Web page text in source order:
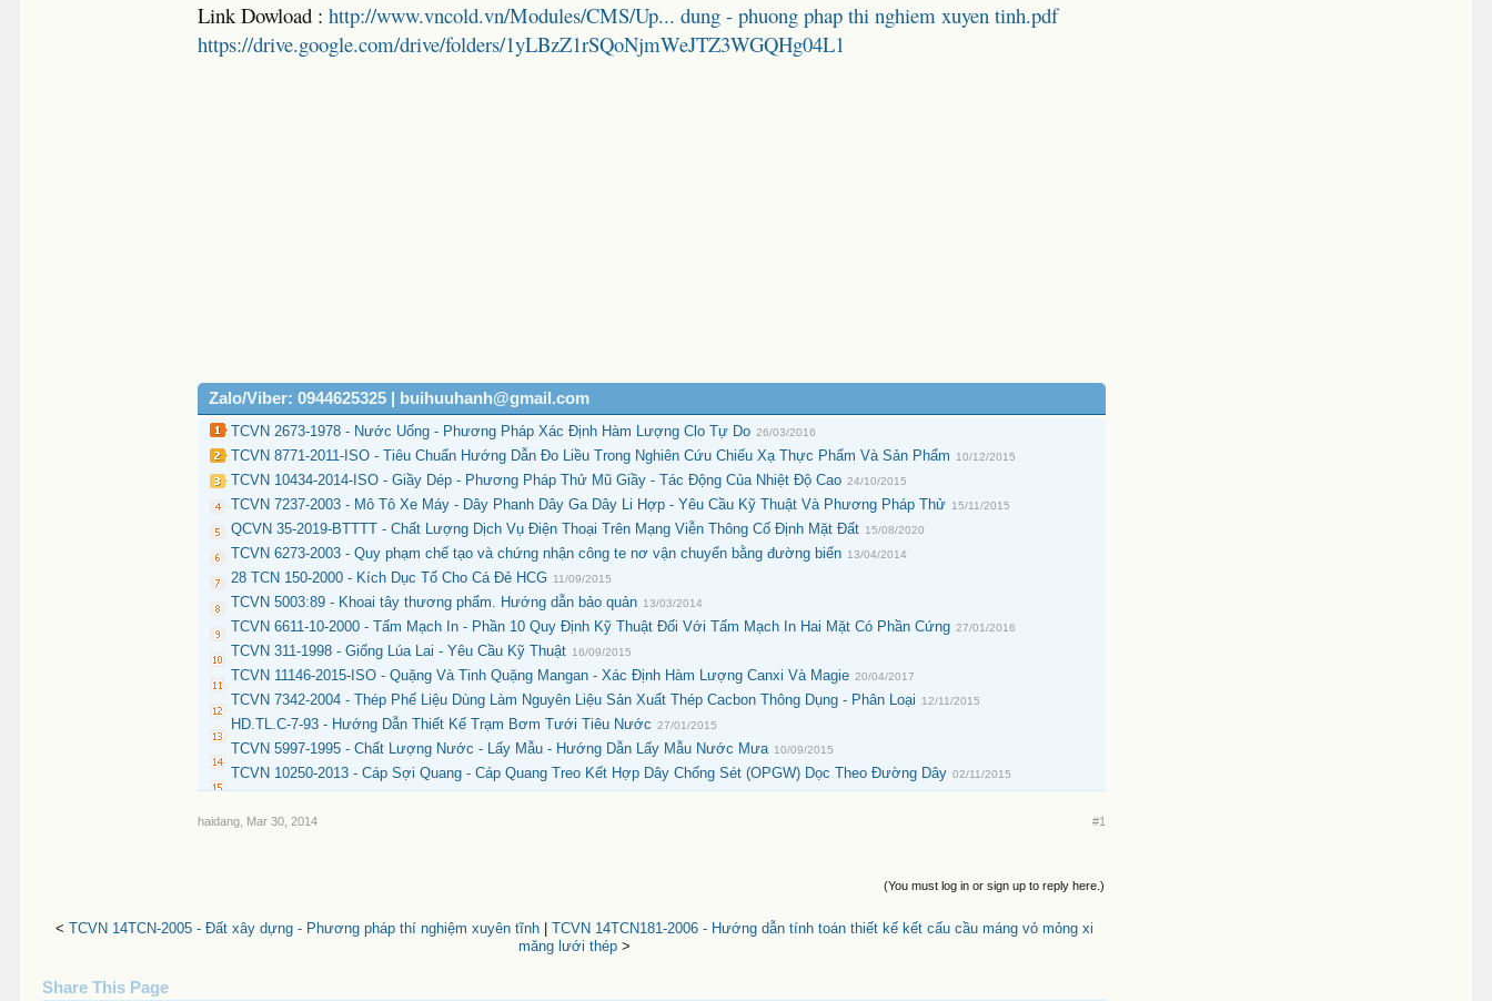
Link Dowload :http://www.vncold.vn/Modules/CMS/Up... dung - phuong phap thi nghiem xuyen tinh.pdf
https://drive.google.com/drive/folders/1yLBzZ1rSQoNjmWeJTZ3WGQHg04L1
Zalo/Viber: 0944625325 | buihuuhanh@gmail.com
TCVN 2673-1978 - Nước Uống - Phương Pháp Xác Định Hàm Lượng Clo Tự Do 26/03/2016
TCVN 8771-2011-ISO - Tiêu Chuẩn Hướng Dẫn Đo Liều Trong Nghiên Cứu Chiếu Xạ Thực Phẩm Và Sản Phẩm 10/12/2015
TCVN 10434-2014-ISO - Giầy Dép - Phương Pháp Thử Mũ Giầy - Tác Động Của Nhiệt Độ Cao 24/10/2015
TCVN 7237-2003 - Mô Tô Xe Máy - Dây Phanh Dây Ga Dây Li Hợp - Yêu Cầu Kỹ Thuật Và Phương Pháp Thử 15/11/2015
QCVN 35-2019-BTTTT - Chất Lượng Dịch Vụ Điện Thoại Trên Mạng Viễn Thông Cố Định Mặt Đất 15/08/2020
TCVN 6273-2003 - Quy phạm chế tạo và chứng nhận công te nơ vận chuyển bằng đường biển 13/04/2014
28 TCN 150-2000 - Kích Dục Tố Cho Cá Đẻ HCG 11/09/2015
TCVN 5003:89 - Khoai tây thương phẩm. Hướng dẫn bảo quản 13/03/2014
TCVN 6611-10-2000 - Tấm Mạch In - Phần 10 Quy Định Kỹ Thuật Đối Với Tấm Mạch In Hai Mặt Có Phần Cứng 27/01/2016
TCVN 311-1998 - Giống Lúa Lai - Yêu Cầu Kỹ Thuật 16/09/2015
TCVN 11146-2015-ISO - Quặng Và Tinh Quặng Mangan - Xác Định Hàm Lượng Canxi Và Magie 20/04/2017
TCVN 7342-2004 - Thép Phế Liệu Dùng Làm Nguyên Liệu Sản Xuất Thép Cacbon Thông Dụng - Phân Loại 12/11/2015
HD.TL.C-7-93 - Hướng Dẫn Thiết Kế Trạm Bơm Tưới Tiêu Nước 27/01/2015
TCVN 5997-1995 - Chất Lượng Nước - Lấy Mẫu - Hướng Dẫn Lấy Mẫu Nước Mưa 10/09/2015
TCVN 10250-2013 - Cáp Sợi Quang - Cáp Quang Treo Kết Hợp Dây Chống Sét (OPGW) Dọc Theo Đường Dây 02/11/2015
haidang Mar 30, 2014 #1
(You must log in or sign up to reply here.)
< TCVN 14TCN-2005 - Đất xây dựng - Phương pháp thí nghiệm xuyên tĩnh| TCVN 14TCN181-2006 - Hướng dẫn tính toán thiết kế kết cấu cầu máng vỏ mỏng xi
măng lưới thép>
Share This Page